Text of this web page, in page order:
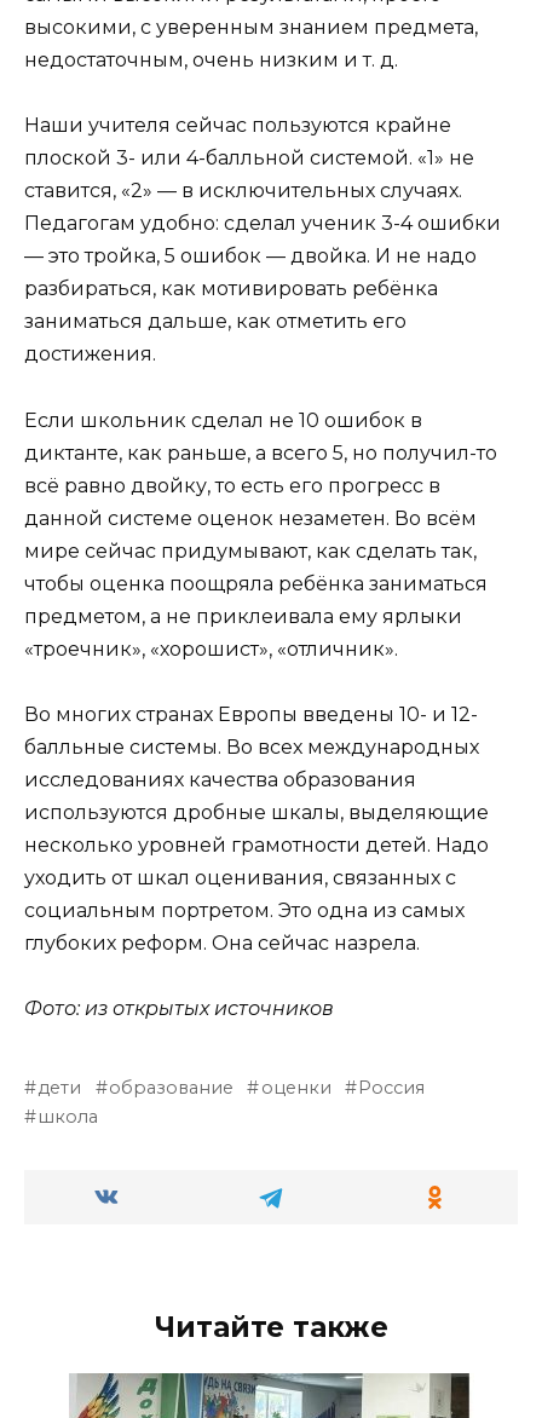
высокими, с уверенным знанием предмета,
недостаточным, очень низким и т. д.
Наши учителя сейчас пользуются крайне
плоской 3- или 4-балль­ной системой. «1» не
ставится, «2» — в исключительных случаях.
Педагогам удобно: сделал ученик 3-4 ошибки
— это тройка, 5 ошибок — двойка. И не надо
разбираться, как мотивировать ребёнка
заниматься дальше, как отметить его
достижения.
Если школьник сделал не 10 ошибок в
диктанте, как раньше, а всего 5, но получил-то
всё равно двойку, то есть его прогресс в
данной системе оценок незаметен. Во всём
мире сейчас придумывают, как сделать так,
чтобы оценка поощряла ребёнка заниматься
предметом, а не приклеивала ему ярлыки
«троечник», «хорошист», «отличник».
Во многих странах Европы введены 10- и 12-
балльные системы. Во всех международных
исследованиях качества образования
используются дробные шкалы, выделяющие
несколько уровней грамотности детей. Надо
уходить от шкал оценивания, связанных с
социальным портретом. Это одна из самых
глубоких реформ. Она сейчас назрела.
Фото: из открытых источников
дети образование оценки
Россия
школа
Читайте также